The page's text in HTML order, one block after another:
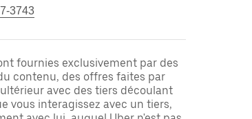
3743
fournies exclusivement par des
contenu, des offres faites par
avec des tiers découlant
vous interagissez avec un tiers,